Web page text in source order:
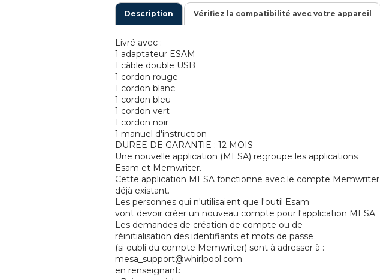
Description Vérifiez la compatibilité avec votre appareil
Livré avec :
1 adaptateur ESAM
1 câble double USB
1 cordon rouge
1 cordon blanc
1 cordon bleu
1 cordon vert
1 cordon noir
1 manuel d'instruction
DUREE DE GARANTIE : 12 MOIS
Une nouvelle application (MESA) regroupe les applications
Esam et Memwriter.
Cette application MESA fonctionne avec le compte Memwriter
déjà existant.
Les personnes qui n'utilisaient que l'outil Esam
vont devoir créer un nouveau compte pour l'application MESA.
Les demandes de création de compte ou de
réinitialisation des identifiants et mots de passe
(si oubli du compte Memwriter) sont à adresser à :
mesa_support@whirlpool.com
en renseignant: